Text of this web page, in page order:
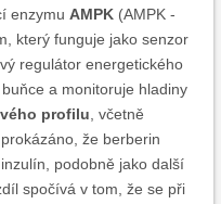
enzymu AMPK (AMPK -
který funguje jako senzor
regulátor energetického
a monitoruje hladiny
profilu , včetně
prokázáno, že berberin
podobně jako další
spočívá v tom, že se při